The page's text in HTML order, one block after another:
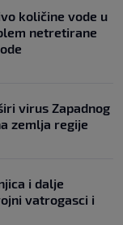
količine vode u
netretirane
virus Zapadnog
zemlja regije
i dalje
vatrogasci i